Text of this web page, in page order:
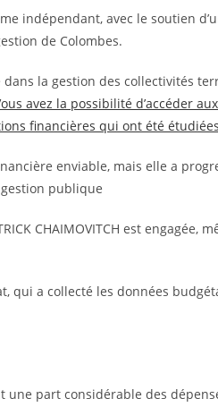
indépendant, avec le soutien
de Colombes.
la gestion des collectivités
avez la possibilité d’accéder
financières qui ont été
enviable, mais elle a
publique
CHAIMOVITCH est engagée,
qui a collecté les données
part considérable des